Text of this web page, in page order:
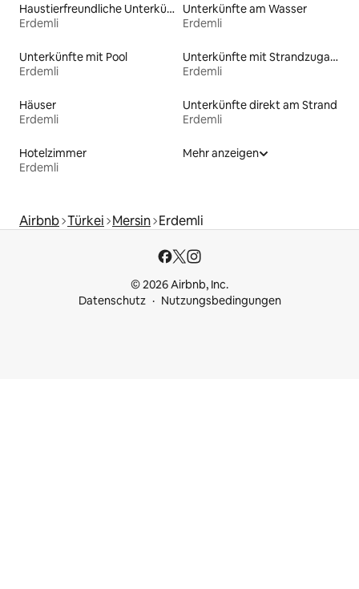
Haustierfreundliche Unterkünfte
Erdemli
Unterkünfte am Wasser
Erdemli
Unterkünfte mit Pool
Erdemli
Unterkünfte mit Strandzugang
Erdemli
Häuser
Erdemli
Unterkünfte direkt am Strand
Erdemli
Hotelzimmer
Erdemli
Mehr anzeigen
Airbnb Türkei Mersin Erdemli
© 2026 Airbnb, Inc.
Datenschutz
Nutzungsbedingungen